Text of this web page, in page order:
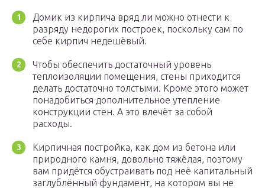
Домик из кирпича вряд ли можно отнести к
разряду недорогих построек, поскольку сам по
себе кирпич недешёвый.
Чтобы обеспечить достаточный уровень
теплоизоляции помещения, стены приходится
делать достаточно толстыми. Кроме этого может
понадобиться дополнительное утепление
конструкции стен. А это влечёт за собой
расходы.
Кирпичная постройка, как дом из бетона или
природного камня, довольно тяжёлая, поэтому
вам придётся обустраивать под неё капитальный
заглублённый фундамент, на котором вы не